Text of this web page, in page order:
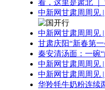
看，这里是肃北 ｜
中新网甘肃周周见
中新网甘肃周周见
甘肃庆阳“新春第
秦安清汤面：一碗
中新网甘肃周周见
中新网甘肃周周见
华羚牦牛奶粉连续